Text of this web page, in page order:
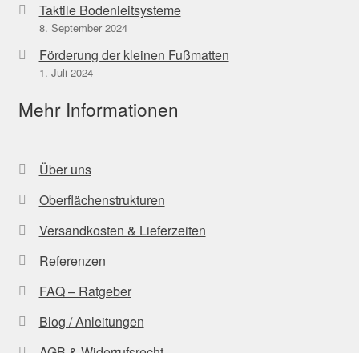
Taktile Bodenleitsysteme
8. September 2024
Förderung der kleinen Fußmatten
1. Juli 2024
Mehr Informationen
Über uns
Oberflächenstrukturen
Versandkosten & Lieferzeiten
Referenzen
FAQ – Ratgeber
Blog / Anleitungen